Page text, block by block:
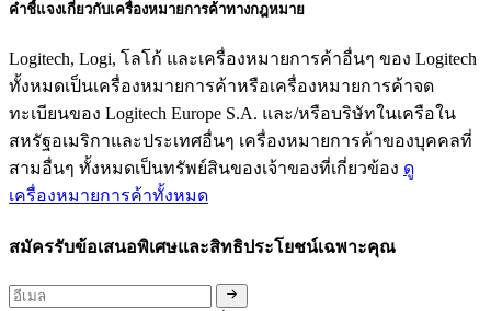
คำชี้แจงเกี่ยวกับเครื่องหมายการค้าทางกฎหมาย
Logitech, Logi, โลโก้ และเครื่องหมายการค้าอื่นๆ ของ Logitech
ทั้งหมดเป็นเครื่องหมายการค้าหรือเครื่องหมายการค้าจด
ทะเบียนของ Logitech Europe S.A. และ/หรือบริษัทในเครือใน
สหรัฐอเมริกาและประเทศอื่นๆ เครื่องหมายการค้าของบุคคลที่
สามอื่นๆ ทั้งหมดเป็นทรัพย์สินของเจ้าของที่เกี่ยวข้อง ดู
เครื่องหมายการค้าทั้งหมด
สมัครรับข้อเสนอพิเศษและสิทธิประโยชน์เฉพาะคุณ